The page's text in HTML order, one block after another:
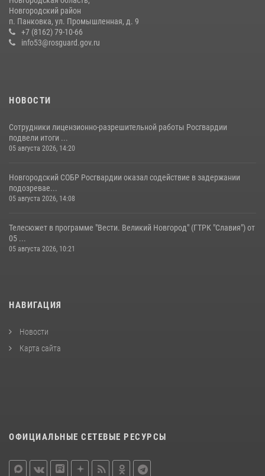
04 августа 2026, 11:42
Новгородские росгвардейцы рассказали о службе детям из летнего
лагеря «Волынь»
Новгородский район
п. Панковка, ул. Промышленная, д. 9
+7 (8162) 79-10-66
info53@rosguard.gov.ru
НОВОСТИ
Сотрудники лицензионно-разрешительной работы Росгвардии
подвели итоги ...
05 августа 2026, 14:20
Новгородский СОБР Росгвардии оказал содействие в задержании
подозревае...
05 августа 2026, 14:08
Телесюжет в программе "Вести. Великий Новгород" (ГТРК "Славия") от
05 ...
05 августа 2026, 10:21
НАВИГАЦИЯ
Новости
Карта сайта
ОФИЦИАЛЬНЫЕ СЕТЕВЫЕ РЕСУРСЫ